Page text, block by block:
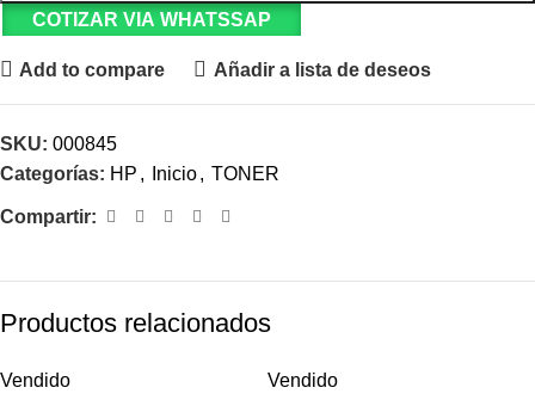
COTIZAR VIA WHATSSAP
Add to compare Añadir a lista de deseos
SKU: 000845
Categorías: HP , Inicio, TONER
Compartir:
Productos relacionados
Vendido Vendido